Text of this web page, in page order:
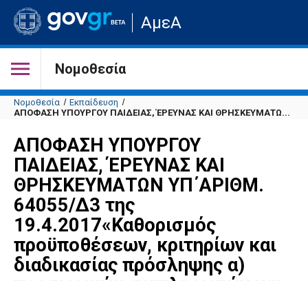
Μετάβαση
στην
σελίδα
του
ΑμεΑ
Νομοθεσία
Νομοθεσία
Εκπαίδευση
ΑΠΟΦΑΣΗ ΥΠΟΥΡΓΟΥ ΠΑΙΔΕΙΑΣ, ΈΡΕΥΝΑΣ ΚΑΙ ΘΡΗΣΚΕΥΜΑΤΩ...
ΑΠΟΦΑΣΗ ΥΠΟΥΡΓΟΥ
ΠΑΙΔΕΙΑΣ, ΈΡΕΥΝΑΣ ΚΑΙ
ΘΡΗΣΚΕΥΜΑΤΩΝ ΥΠ΄ΑΡΙΘΜ.
64055/Δ3 της
19.4.2017«Καθορισμός
προϋποθέσεων, κριτηρίων και
διαδικασίας πρόσληψης α)